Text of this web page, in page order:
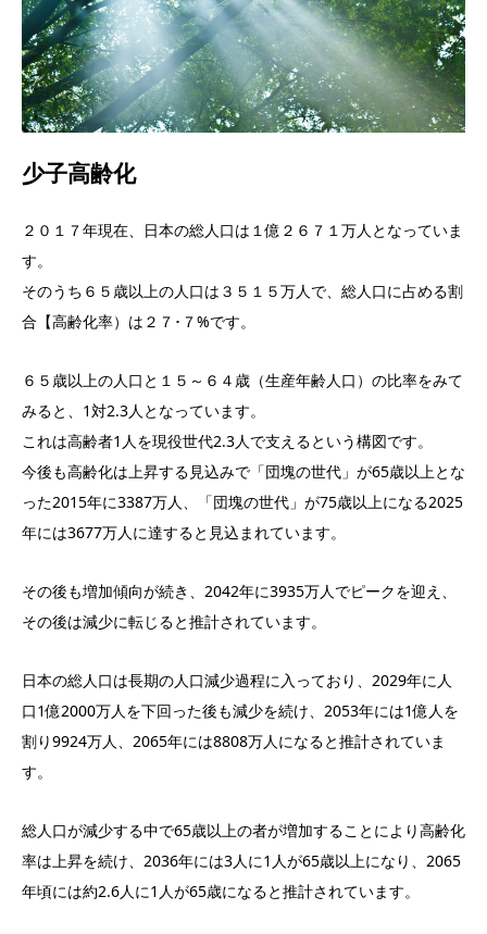
少子高齢化
２０１７年現在、日本の総人口は１億２６７１万人となっていま
す。
そのうち６５歳以上の人口は３５１５万人で、総人口に占める割
合【高齢化率）は２７･７%です。
６５歳以上の人口と１５～６４歳（生産年齢人口）の比率をみて
みると、1対2.3人となっています。
これは高齢者1人を現役世代2.3人で支えるという構図です。
今後も高齢化は上昇する見込みで「団塊の世代」が65歳以上とな
った2015年に3387万人、「団塊の世代」が75歳以上になる2025
年には3677万人に達すると見込まれています。
その後も増加傾向が続き、2042年に3935万人でピークを迎え、
その後は減少に転じると推計されています。
日本の総人口は長期の人口減少過程に入っており、2029年に人
口1億2000万人を下回った後も減少を続け、2053年には1億人を
割り9924万人、2065年には8808万人になると推計されていま
す。
総人口が減少する中で65歳以上の者が増加することにより高齢化
率は上昇を続け、2036年には3人に1人が65歳以上になり、2065
年頃には約2.6人に1人が65歳になると推計されています。